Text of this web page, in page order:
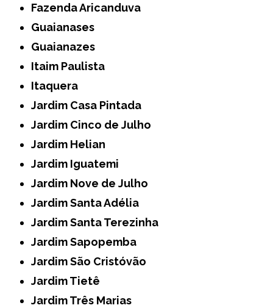
Fazenda Aricanduva
Guaianases
Guaianazes
Itaim Paulista
Itaquera
Jardim Casa Pintada
Jardim Cinco de Julho
Jardim Helian
Jardim Iguatemi
Jardim Nove de Julho
Jardim Santa Adélia
Jardim Santa Terezinha
Jardim Sapopemba
Jardim São Cristóvão
Jardim Tietê
Jardim Três Marias